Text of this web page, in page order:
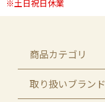
商品カテゴリ
取り扱いブランド